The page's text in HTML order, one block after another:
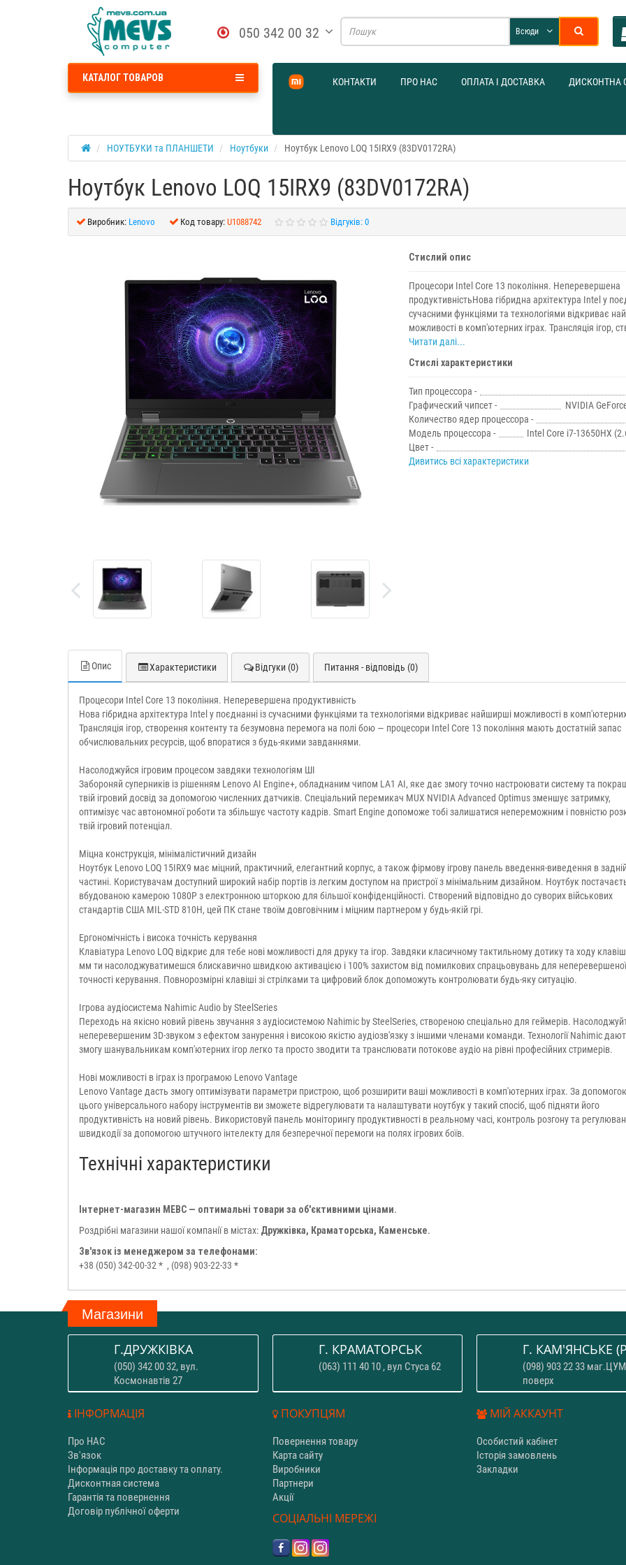
050 342 00 32 Всюди
КОНТАКТИ ПРО НАС ОПЛАТА І ДОСТАВКА ДИСКОНТНА
КАТАЛОГ ТОВАРОВ
НОУТБУКИ та ПЛАНШЕТИ Ноутбуки Ноутбук Lenovo LOQ 15IRX9 (83DV0172RA)
Ноутбук Lenovo LOQ 15IRX9 (83DV0172RA)
Виробник: Lenovo Код товару: U1088742 Відгуків: 0
Стислий опис
Процесори Intel Core 13 покоління. Неперевершена
продуктивністьНова гібридна архітектура Intel у
сучасними функціями та технологіями відкриває
можливості в комп'ютерних іграх. Трансляція ігор,
Читати далі...
Стислі характеристики
Тип процессора -
Графический чипсет -
NVIDIA
Количество ядер процессора -
Модель процессора -
Intel Core i7-13650HX
Цвет -
Дивитись всі характеристики
Опис Характеристики Відгуки (0) Питання - відповідь (0)
Процесори Intel Core 13 покоління. Неперевершена продуктивність
Нова гібридна архітектура Intel у поєднанні із сучасними функціями та технологіями відкриває найширші можливості в комп'ютерних
Трансляція ігор, створення контенту та безумовна перемога на полі бою — процесори Intel Core 13 покоління мають достатній запас
обчислювальних ресурсів, щоб впоратися з будь-якими завданнями.
Насолоджуйся ігровим процесом завдяки технологіям ШІ
Забороняй суперників із рішенням Lenovo AI Engine+, обладнаним чипом LA1 AI, яке дає змогу точно настроювати систему та
твій ігровий досвід за допомогою численних датчиків. Спеціальний перемикач MUX NVIDIA Advanced Optimus зменшує затримку,
оптимізує час автономної роботи та збільшує частоту кадрів. Smart Engine допоможе тобі залишатися непереможним і повністю
твій ігровий потенціал.
Міцна конструкція, мінімалістичний дизайн
Ноутбук Lenovo LOQ 15IRX9 має міцний, практичний, елегантний корпус, а також фірмову ігрову панель введення-виведення в задній
частині. Користувачам доступний широкий набір портів із легким доступом на пристрої з мінімальним дизайном. Ноутбук
вбудованою камерою 1080P з електронною шторкою для більшої конфіденційності. Створений відповідно до суворих військових
стандартів США MIL-STD 810H, цей ПК стане твоїм довговічним і міцним партнером у будь-якій грі.
Ергономічність і висока точність керування
Клавіатура Lenovo LOQ відкриє для тебе нові можливості для друку та ігор. Завдяки класичному тактильному дотику та ходу
мм ти насолоджуватимешся блискавично швидкою активацією і 100% захистом від помилкових спрацьовувань для неперевершеної
точності керування. Повнорозмірні клавіші зі стрілками та цифровий блок допоможуть контролювати будь-яку ситуацію.
Ігрова аудіосистема Nahimic Audio by SteelSeries
Переходь на якісно новий рівень звучання з аудіосистемою Nahimic by SteelSeries, створеною спеціально для геймерів.
неперевершеним 3D-звуком з ефектом занурення і високою якістю аудіозв'язку з іншими членами команди. Технології Nahimic
змогу шанувальникам комп'ютерних ігор легко та просто зводити та транслювати потокове аудіо на рівні професійних стримерів.
Нові можливості в іграх із програмою Lenovo Vantage
Lenovo Vantage дасть змогу оптимізувати параметри пристрою, щоб розширити ваші можливості в комп'ютерних іграх. За
цього універсального набору інструментів ви зможете відрегулювати та налаштувати ноутбук у такий спосіб, щоб підняти його
продуктивність на новий рівень. Використовуй панель моніторингу продуктивності в реальному часі, контроль розгону та
швидкодії за допомогою штучного інтелекту для безперечної перемоги на полях ігрових боїв.
Технічні характеристики
Інтернет-магазин МЕВС — оптимальні товари за об'єктивними цінами.
Роздрібні магазини нашої компанії в містах: Дружківка, Краматорська, Каменське.
Зв'язок із менеджером за телефонами:
+38 (050) 342-00-32 * , (098) 903-22-33 *
Магазини
Г.ДРУЖКІВКА
(050) 342 00 32, вул.
Космонавтів 27
Г. КРАМАТОРСЬК
(063) 111 40 10 , вул Стуса 62
Г. КАМ'ЯНСЬКЕ
(098) 903 22 33
поверх
ІНФОРМАЦІЯ
Про НАС
Зв'язок
Інформація про доставку та оплату.
Дисконтная система
Гарантія та повернення
Договір публічної оферти
ПОКУПЦЯМ
Повернення товару
Карта сайту
Виробники
Партнери
Акції
СОЦІАЛЬНІ МЕРЕЖІ
МІЙ АККАУНТ
Особистий кабінет
Історія замовлень
Закладки